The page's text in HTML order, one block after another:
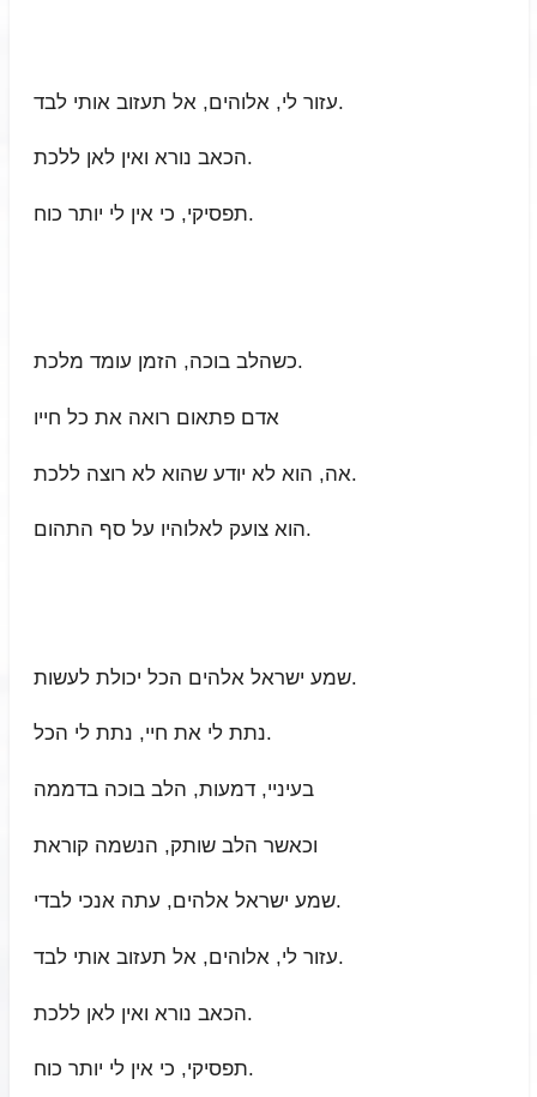
עזור לי, אלוהים, אל תעזוב אותי לבד.
הכאב נורא ואין לאן ללכת.
תפסיקי, כי אין לי יותר כוח.
כשהלב בוכה, הזמן עומד מלכת.
אדם פתאום רואה את כל חייו
אה, הוא לא יודע שהוא לא רוצה ללכת.
הוא צועק לאלוהיו על סף התהום.
שמע ישראל אלהים הכל יכולת לעשות.
נתת לי את חיי, נתת לי הכל.
בעיניי, דמעות, הלב בוכה בדממה
וכאשר הלב שותק, הנשמה קוראת
שמע ישראל אלהים, עתה אנכי לבדי.
עזור לי, אלוהים, אל תעזוב אותי לבד.
הכאב נורא ואין לאן ללכת.
תפסיקי, כי אין לי יותר כוח.